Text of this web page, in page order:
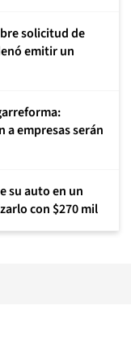
solicitud de
emitir un
a empresas serán
su auto en un
con $270 mil